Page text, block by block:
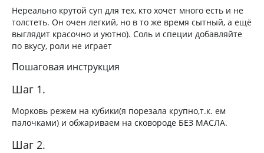
Нереально крутой суп для тех, кто хочет много есть и не
толстеть. Он очен легкий, но в то же время сытный, а ещё
выглядит красочно и уютно). Соль и специи добавляйте
по вкусу, роли не играет
Пошаговая инструкция
Шаг 1.
Морковь режем на кубики(я порезала крупно,т.к. ем
палочками) и обжариваем на сковороде БЕЗ МАСЛА.
Шаг 2.